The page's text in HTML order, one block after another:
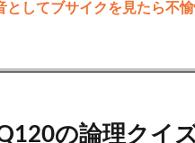
としてブサイクを見たら不
の論理クイ